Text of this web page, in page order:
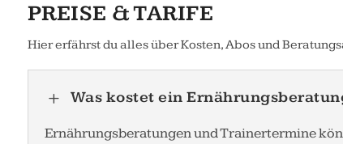
PREISE & TARIFE
Hier erfährst du alles über Kosten, Abos und
L Was kostet ein
Ernährungsberatungen und Trainertermine